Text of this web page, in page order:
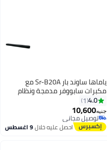
ياماها ساوند بار Sr-B20A مع
مكبرات سابووفر مدمجة ونظام
بلوتوث مدمج SR-B20A_A003
أسود
4.0
1
جنيه10,600
توصيل مجاني
توصيل مجانياحصل عليه خلال9 اغسطس